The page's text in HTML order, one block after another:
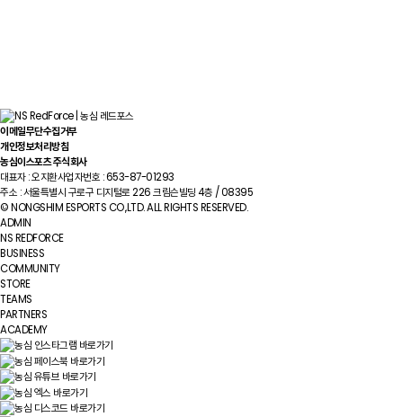
이메일무단수집거부
개인정보처리방침
농심이스포츠 주식회사
대표자 : 오지환사업자번호 : 653-87-01293
주소 : 서울특별시 구로구 디지털로 226 크림슨빌딩 4층 / 08395
© NONGSHIM ESPORTS CO.,LTD. ALL RIGHTS RESERVED.
ADMIN
NS REDFORCE
BUSINESS
COMMUNITY
STORE
TEAMS
PARTNERS
ACADEMY